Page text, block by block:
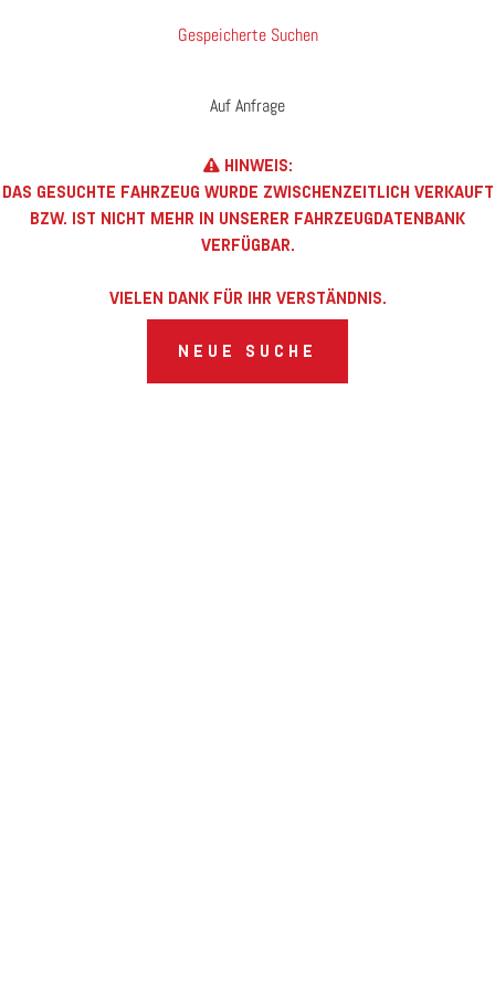
Gespeicherte Suchen
Auf Anfrage
HINWEIS:
DAS GESUCHTE FAHRZEUG WURDE ZWISCHENZEITLICH VERKAUFT
BZW. IST NICHT MEHR IN UNSERER FAHRZEUGDATENBANK
VERFÜGBAR.
VIELEN DANK FÜR IHR VERSTÄNDNIS.
NEUE SUCHE